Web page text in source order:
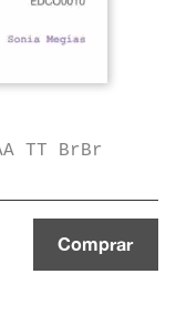
TT BrBr
Comprar